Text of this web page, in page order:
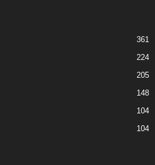
361
224
205
148
104
104